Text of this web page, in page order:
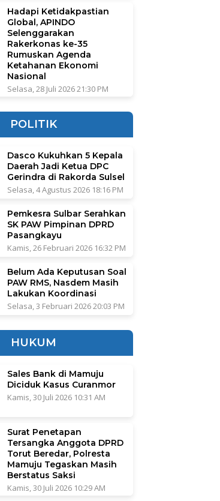
Hadapi Ketidakpastian
Global, APINDO
Selenggarakan
Rakerkonas ke-35
Rumuskan Agenda
Ketahanan Ekonomi
Nasional
Selasa, 28 Juli 2026 21:30 PM
POLITIK
Dasco Kukuhkan 5 Kepala
Daerah Jadi Ketua DPC
Gerindra di Rakorda Sulsel
Selasa, 4 Agustus 2026 18:16 PM
Pemkesra Sulbar Serahkan
SK PAW Pimpinan DPRD
Pasangkayu
Kamis, 26 Februari 2026 16:32 PM
Belum Ada Keputusan Soal
PAW RMS, Nasdem Masih
Lakukan Koordinasi
Selasa, 3 Februari 2026 20:03 PM
HUKUM
Sales Bank di Mamuju
Diciduk Kasus Curanmor
Kamis, 30 Juli 2026 10:31 AM
Surat Penetapan
Tersangka Anggota DPRD
Torut Beredar, Polresta
Mamuju Tegaskan Masih
Berstatus Saksi
Kamis, 30 Juli 2026 10:29 AM